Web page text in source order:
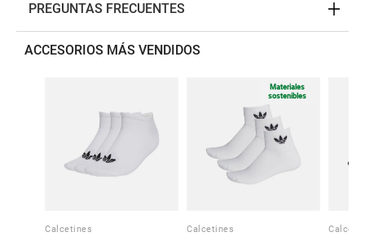
PREGUNTAS FRECUENTES
ACCESORIOS MÁS VENDIDOS
Calcetines
Materiales
sostenibles
Calcetines